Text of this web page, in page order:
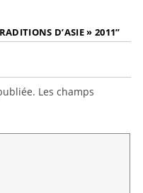
D’ASIE » 2011”
Les champs